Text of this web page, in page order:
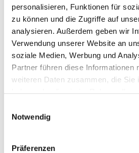
personalisieren, Funktionen für
zu können und die Zugriffe auf
analysieren. Außerdem geben wir
Verwendung unserer Website an
soziale Medien, Werbung und
Partner führen diese Informationen
weiteren Daten zusammen, die Sie
Notwendig
Präferenzen